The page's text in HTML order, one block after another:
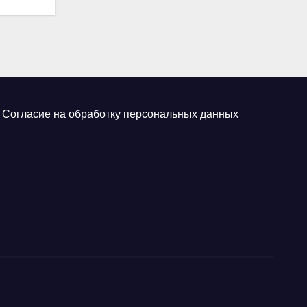
Согласие на обработку персональных данных